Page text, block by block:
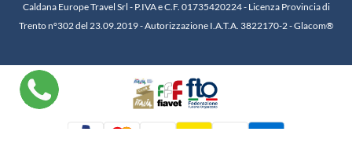
Caldana Europe Travel Srl - P.IVA e C.F. 01735420224 - Licenza Provincia di
Trento n°302 del 23.09.2019 - Autorizzazione I.A.T.A. 3822170-2 -Glacom®